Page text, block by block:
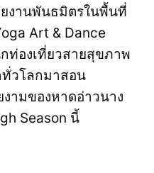
งานพันธมิตรในพื้นที่
Art & Dance
ท่องเที่ยวสายสุขภาพ
ทั่วโลกมาสอน
ามของหาดอ่าวนาง
Season นี้